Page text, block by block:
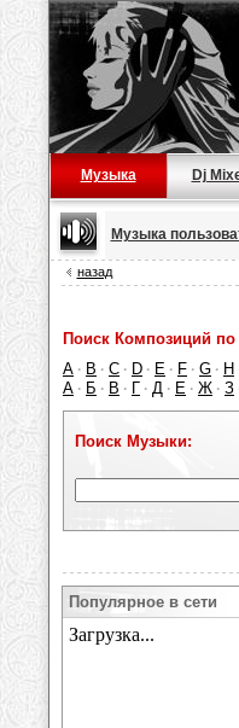
Музыка Dj
Музыка
назад
Поиск Композиций
A · B · C · D · E · F · G · H
А · Б · В · Г · Д · Е · Ж · З
Поиск Музыки:
Популярное в сети